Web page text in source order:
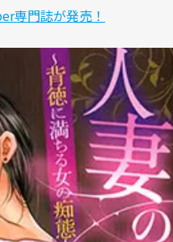
専門誌が発売！